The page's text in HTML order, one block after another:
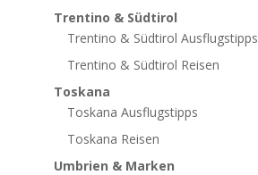
Trentino & Südtirol
Trentino & Südtirol Ausflugstipps
Trentino & Südtirol Reisen
Toskana
Toskana Ausflugstipps
Toskana Reisen
Umbrien & Marken